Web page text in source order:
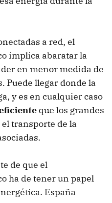
a red, el
implica abaratar la
en menor medida de
Puede llegar donde la
y es en cualquier caso
que los grandes
transporte de la
de que el
ha de tener un papel
España